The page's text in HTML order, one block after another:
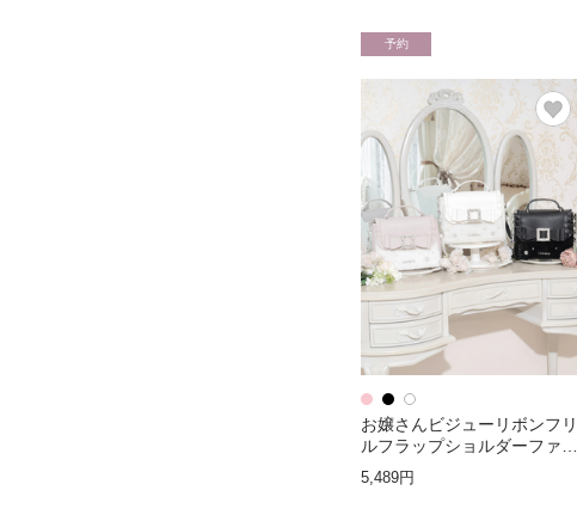
予約
お嬢さんビジューリボンフリ
ルフラップショルダーファー
バッグ
5,489円